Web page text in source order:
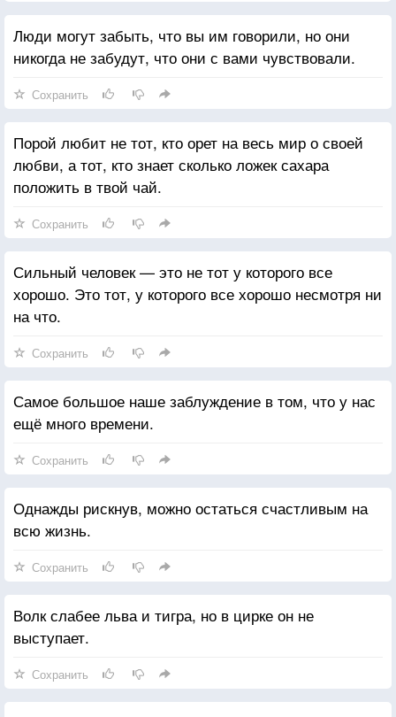
Люди могут забыть, что вы им говорили, но они
никогда не забудут, что они с вами чувствовали.
Сохранить
Порой любит не тот, кто орет на весь мир о своей
любви, а тот, кто знает сколько ложек сахара
положить в твой чай.
Сохранить
Сильный человек — это не тот у которого все
хорошо. Это тот, у которого все хорошо несмотря ни
на что.
Сохранить
Самое большое наше заблуждение в том, что у нас
ещё много времени.
Сохранить
Однажды рискнув, можно остаться счастливым на
всю жизнь.
Сохранить
Волк слабее льва и тигра, но в цирке он не
выступает.
Сохранить